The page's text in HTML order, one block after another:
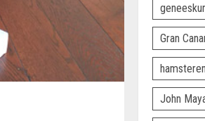
Gran
hamsteren
John